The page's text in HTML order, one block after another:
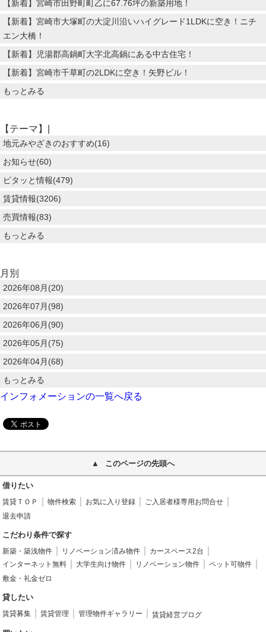
【新着】宮崎市田野町町乙に67.76坪の新築用地！
【新着】宮崎市大塚町の大淀川沿いハイグレード1LDKに空き！ニチ
エン大橋！
【新着】児湯郡高鍋町大字北高鍋にある中古住宅！
【新着】宮崎市千草町の2LDKに空き！矢野ビル！
もっとみる
【テーマ】|
地元みやざきのおすすめ(16)
お知らせ(60)
ピタッと情報(479)
賃貸情報(3206)
売買情報(83)
もっとみる
月別
2026年08月(20)
2026年07月(98)
2026年06月(90)
2026年05月(75)
2026年04月(68)
もっとみる
インフォメーションの一覧へ戻る
このページの先頭へ
借りたい
賃貸ＴＯＰ 物件検索 お気に入り登録
ご入居者様専用お問合せ
退去申請
こだわり条件で探す
新築・築浅物件 リノベーション済み物件
カースペース2台
インターネット無料
大学生向け物件 リノベーション物件
ペット可物件
敷金・礼金ゼロ
貸したい
賃貸募集 賃貸管理 管理物件ギャラリー 賃貸経営ブログ